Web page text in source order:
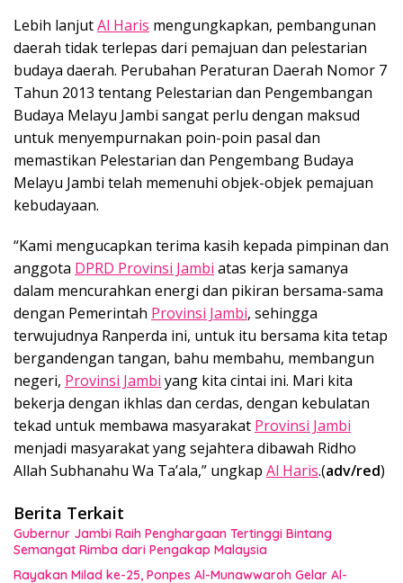
Lebih lanjutAl Haris mengungkapkan, pembangunan
daerah tidak terlepas dari pemajuan dan pelestarian
budaya daerah. Perubahan Peraturan Daerah Nomor 7
Tahun 2013 tentang Pelestarian dan Pengembangan
Budaya Melayu Jambi sangat perlu dengan maksud
untuk menyempurnakan poin-poin pasal dan
memastikan Pelestarian dan Pengembang Budaya
Melayu Jambi telah memenuhi objek-objek pemajuan
kebudayaan.
“Kami mengucapkan terima kasih kepada pimpinan dan
anggota DPRD Provinsi Jambi atas kerja samanya
dalam mencurahkan energi dan pikiran bersama-sama
dengan Pemerintah Provinsi Jambi, sehingga
terwujudnya Ranperda ini, untuk itu bersama kita tetap
bergandengan tangan, bahu membahu, membangun
negeri, Provinsi Jambi yang kita cintai ini. Mari kita
bekerja dengan ikhlas dan cerdas, dengan kebulatan
tekad untuk membawa masyarakat Provinsi Jambi
menjadi masyarakat yang sejahtera dibawah Ridho
Allah Subhanahu Wa Ta’ala,” ungkap Al Haris.(adv/red)
Berita Terkait
Gubernur Jambi Raih Penghargaan Tertinggi Bintang
Semangat Rimba dari Pengakap Malaysia
Rayakan Milad ke-25, Ponpes Al-Munawwaroh Gelar Al-